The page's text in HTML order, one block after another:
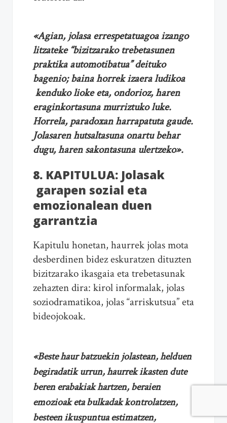
«Agian, jolasa errespetatuagoa izango
litzateke “bizitzarako trebetasunen
praktika automotibatua” deituko
bagenio; baina horrek izaera ludikoa
kenduko lioke eta, ondorioz, haren
eraginkortasuna murriztuko luke.
Horrela, paradoxan harrapatuta gaude.
Jolasaren hutsaltasuna onartu behar
dugu, haren sakontasuna ulertzeko».
8. KAPITULUA: Jolasak
garapen sozial eta
emozionalean duen
garrantzia
Kapitulu honetan, haurrek jolas mota
desberdinen bidez eskuratzen dituzten
bizitzarako ikasgaia eta trebetasunak
zehazten dira: kirol informalak, jolas
soziodramatikoa, jolas “arriskutsua” eta
bideojokoak.
«Beste haur batzuekin jolastean, helduen
begiradatik urrun, haurrek ikasten dute
beren erabakiak hartzen, beraien
emozioak eta bulkadak kontrolatzen,
besteen ikuspuntua estimatzen,